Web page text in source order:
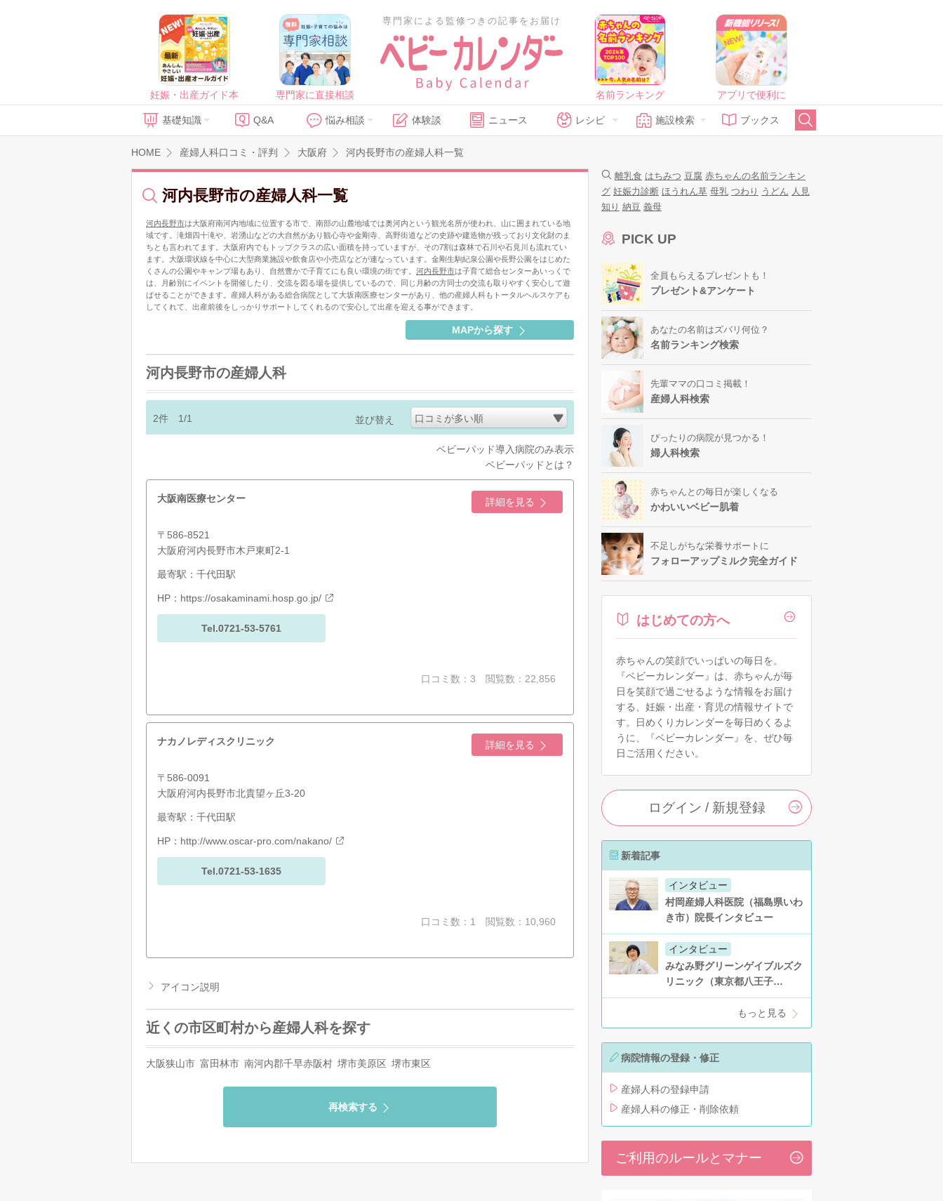
妊娠・出産ガイド本 専門家に直接相談
専門家による監修つきの記事をお届け
名前ランキング アプリで便利に
基礎知識 Q&A 悩み相談 体験談 ニュース レシピ 施設検索 ブックス
HOME 産婦人科口コミ・評判 大阪府 河内長野市の産婦人科一覧
河内長野市の産婦人科一覧
河内長野市は大阪府南河内地域に位置する市で、南部の山麓地域では奥河内という観光名所が使われ、山に囲まれている地
域です。滝畑四十滝や、岩湧山などの大自然があり観心寺や金剛寺、高野街道などの史跡や建造物が残っており文化財のま
ちとも言われてます。大阪府内でもトップクラスの広い面積を持っていますが、その7割は森林で石川や石見川も流れてい
ます。大阪環状線を中心に大型商業施設や飲食店や小売店などが連なっています。金剛生駒紀泉公園や長野公園をはじめた
くさんの公園やキャンプ場もあり、自然豊かで子育てにも良い環境の街です。 河内長野市は子育て総合センターあいっくで
は、月齢別にイベントを開催したり、交流を図る場を提供しているので、同じ月齢の方同士の交流も取りやすく安心して遊
ばせることができます。産婦人科がある総合病院として大坂南医療センターがあり、他の産婦人科もトータルヘルスケアも
してくれて、出産前後をしっかりサポートしてくれるので安心して出産を迎える事ができます。
MAPから探す
河内長野市の産婦人科
2件 1/1 並び替え 口コミが多い順
ベビーパッド導入病院のみ表示
ベビーパッドとは？
詳細を見る
大阪南医療センター
〒586-8521
大阪府河内長野市木戸東町2-1
最寄駅：千代田駅
HP： https://osakaminami.hosp.go.jp/
Tel.0721-53-5761
口コミ数：3 閲覧数：22,856
詳細を見る
ナカノレディスクリニック
〒586-0091
大阪府河内長野市北貴望ヶ丘3-20
最寄駅：千代田駅
HP： http://www.oscar-pro.com/nakano/
Tel.0721-53-1635
口コミ数：1 閲覧数：10,960
アイコン説明
近くの市区町村から産婦人科を探す
大阪狭山市 富田林市 南河内郡千早赤阪村 堺市美原区 堺市東区
再検索する
離乳食 はちみつ 豆腐 赤ちゃんの名前ランキン
グ 妊娠力診断 ほうれん草 母乳 つわり うどん 人見
知り 納豆 義母
PICK UP
全員もらえるプレゼントも！
プレゼント&アンケート
あなたの名前はズバリ何位？
名前ランキング検索
先輩ママの口コミ掲載！
産婦人科検索
ぴったりの病院が見つかる！
婦人科検索
赤ちゃんとの毎日が楽しくなる
かわいいベビー肌着
不足しがちな栄養サポートに
フォローアップミルク完全ガイド
はじめての方へ
赤ちゃんの笑顔でいっぱいの毎日を。
『ベビーカレンダー』は、赤ちゃんが毎
日を笑顔で過ごせるような情報をお届け
する、妊娠・出産・育児の情報サイトで
す。日めくりカレンダーを毎日めくるよ
うに、『ベビーカレンダー』を、ぜひ毎
日ご活用ください。
ログイン / 新規登録
新着記事
インタビュー
村岡産婦人科医院（福島県いわ
き市）院長インタビュー
インタビュー
みなみ野グリーンゲイブルズク
リニック（東京都八王子…
もっと見る
病院情報の登録・修正
産婦人科の登録申請
産婦人科の修正・削除依頼
ご利用のルールとマナー